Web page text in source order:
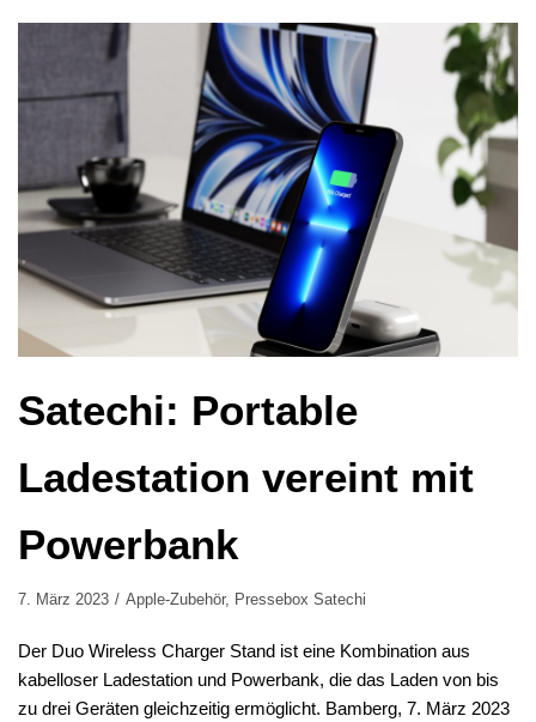
Satechi: Portable
Ladestation vereint mit
Powerbank
7. März 2023 Apple-Zubehör, Pressebox Satechi
Der Duo Wireless Charger Stand ist eine Kombination aus
kabelloser Ladestation und Powerbank, die das Laden von bis
zu drei Geräten gleichzeitig ermöglicht. Bamberg, 7. März 2023